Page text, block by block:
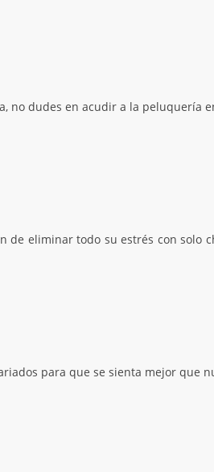
no dudes en acudir a la peluquería
de eliminar todo su estrés con solo
para que se sienta mejor que